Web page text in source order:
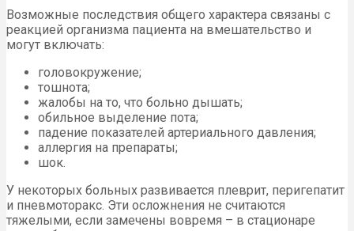
Возможные последствия общего характера связаны с
реакцией организма пациента на вмешательство и
могут включать:
головокружение;
тошнота;
жалобы на то, что больно дышать;
обильное выделение пота;
падение показателей артериального давления;
аллергия на препараты;
шок.
У некоторых больных развивается плеврит, перигепатит
и пневмоторакс. Эти осложнения не считаются
тяжелыми, если замечены вовремя – в стационаре